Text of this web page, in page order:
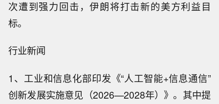
次遭到强力回击，伊朗将打击新的美方利益目
标。
行业新闻
1、工业和信息化部印发《“人工智能+信息通信”
创新发展实施意见（2026—2028年）》。其中提